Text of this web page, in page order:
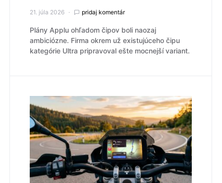
21. júla 2026 pridaj komentár
Plány Applu ohľadom čipov boli naozaj
ambiciózne. Firma okrem už existujúceho čipu
kategórie Ultra pripravoval ešte mocnejší variant.